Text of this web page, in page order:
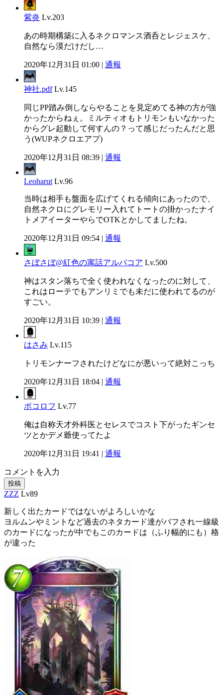
紫炎 Lv.203
あの時期構築に入るネクロマンス酒呑とレジェスケ、
自然なら漠だけだし…
2020年12月31日 01:00 | 通報
神社.pdf Lv.145
同じPP踏み倒しならやることを見定めてる神の方が強
かったからねぇ。ミルティオもトリモンもいなかった
からグレ起動して何すんの？って感じだったんだと思
う(WUPネクロエアプ)
2020年12月31日 08:39 | 通報
Leoharut Lv.96
当時は相手も盤面を広げてくれる傾向にあったので、
自然ネクロにグレモリー入れてトートの掛かったナイ
トメアイーターやらでOTKとかしてましたね。
2020年12月31日 09:54 | 通報
さぼさぼ@紅色の寓話アルバコア Lv.500
神はスタン落ちで全く使われなくなったのに対して、
これはローテでもアンリミでも未だに使われてるのが
すごい。
2020年12月31日 10:39 | 通報
はさみ Lv.115
トリモンナーフされたけどなにが悪いって絶対こっち
2020年12月31日 18:04 | 通報
ポコロフ Lv.77
俺は自称天才外科医とセレスでコスト下がったギンセ
ツとかデメ爺使ってたよ
2020年12月31日 19:41 | 通報
コメントを入力
投稿
ZZZ Lv89
新しく出たカードではないがよろしいかな
ヨルムンやミントなど過去のネタカード達がバフされ一線級
のカードになったが中でもこのカードは（ふり幅的にも）格
が違った